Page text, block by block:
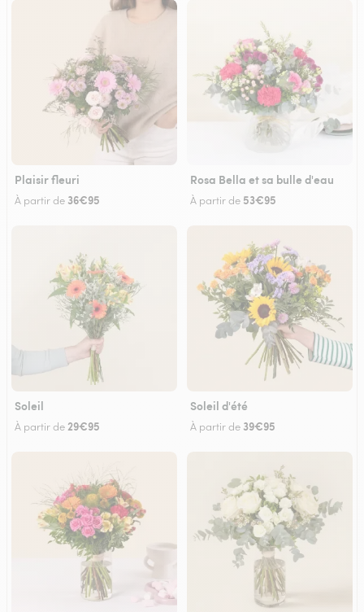
Plaisir fleuri
À partir de 36€95
Rosa Bella et sa bulle d'eau
À partir de 53€95
Soleil
À partir de 29€95
Soleil d'été
À partir de 39€95